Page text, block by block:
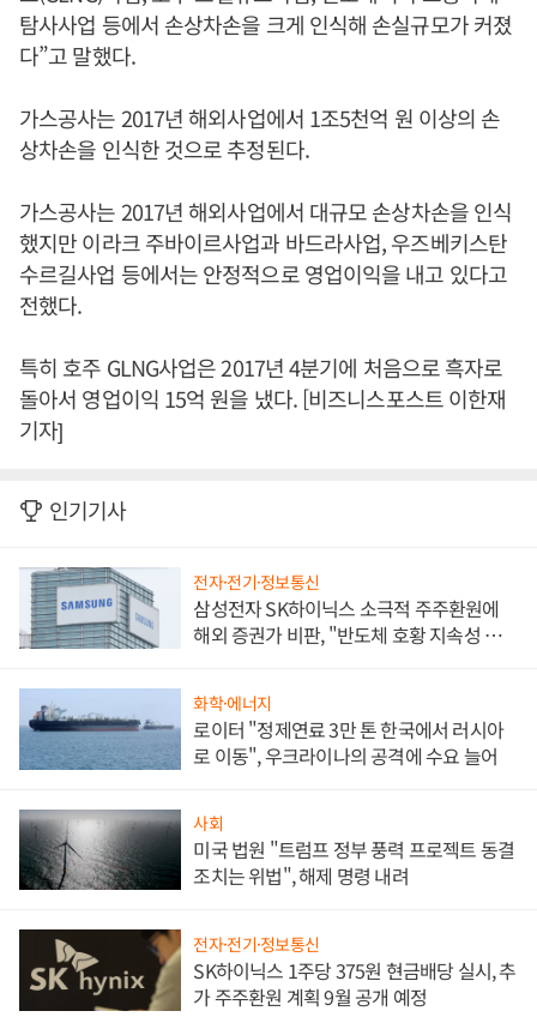
탐사사업 등에서 손상차손을 크게 인식해 손실규모가 커졌
다”고 말했다.
가스공사는 2017년 해외사업에서 1조5천억 원 이상의 손
상차손을 인식한 것으로 추정된다.
가스공사는 2017년 해외사업에서 대규모 손상차손을 인식
했지만 이라크 주바이르사업과 바드라사업, 우즈베키스탄
수르길사업 등에서는 안정적으로 영업이익을 내고 있다고
전했다.
특히 호주 GLNG사업은 2017년 4분기에 처음으로 흑자로
돌아서 영업이익 15억 원을 냈다. [비즈니스포스트 이한재
기자]
인기기사
전자·전기·정보통신
삼성전자 SK하이닉스 소극적 주주환원에
해외 증권가 비판, "반도체 호황 지속성 의
화학·에너지
로이터 "정제연료 3만 톤 한국에서 러시아
로 이동", 우크라이나의 공격에 수요 늘어
사회
미국 법원 "트럼프 정부 풍력 프로젝트 동결
조치는 위법", 해제 명령 내려
전자·전기·정보통신
SK하이닉스 1주당 375원 현금배당 실시, 추
가 주주환원 계획 9월 공개 예정